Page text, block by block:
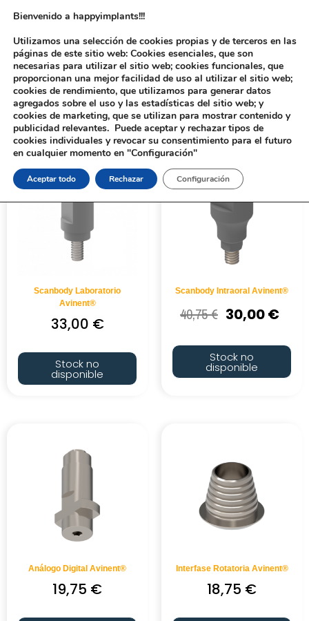
Inicio/ Productos etiquetados “Avinent®”
Scanbody Laboratorio
Avinent®
33,00 €
Stock no
disponible
Scanbody Intraoral Avinent®
40,75€ 30,00€
Stock no
disponible
Análogo Digital Avinent®
19,75 €
Interfase Rotatoria Avinent®
18,75 €
Bienvenido a happyimplants!!!
Utilizamos una selección de cookies propias y de terceros en las
páginas de este sitio web: Cookies esenciales, que son
necesarias para utilizar el sitio web; cookies funcionales, que
proporcionan una mejor facilidad de uso al utilizar el sitio web;
cookies de rendimiento, que utilizamos para generar datos
agregados sobre el uso y las estadísticas del sitio web; y
cookies de marketing, que se utilizan para mostrar contenido y
publicidad relevantes. Puede aceptar y rechazar tipos de
cookies individuales y revocar su consentimiento para el futuro
en cualquier momento en "Configuración"
Aceptar todo Rechazar Configuración